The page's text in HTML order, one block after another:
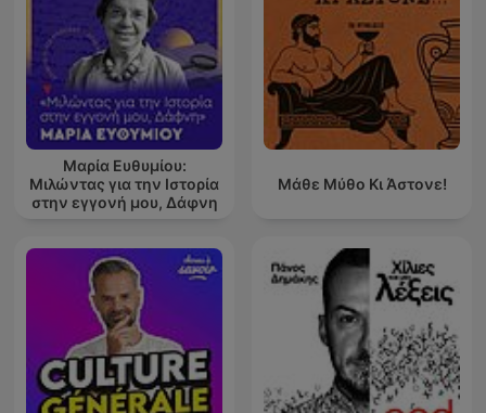
Μαρία Ευθυμίου:
Μιλώντας για την Ιστορία
στην εγγονή μου, Δάφνη
Μάθε Μύθο Κι Άστονε!